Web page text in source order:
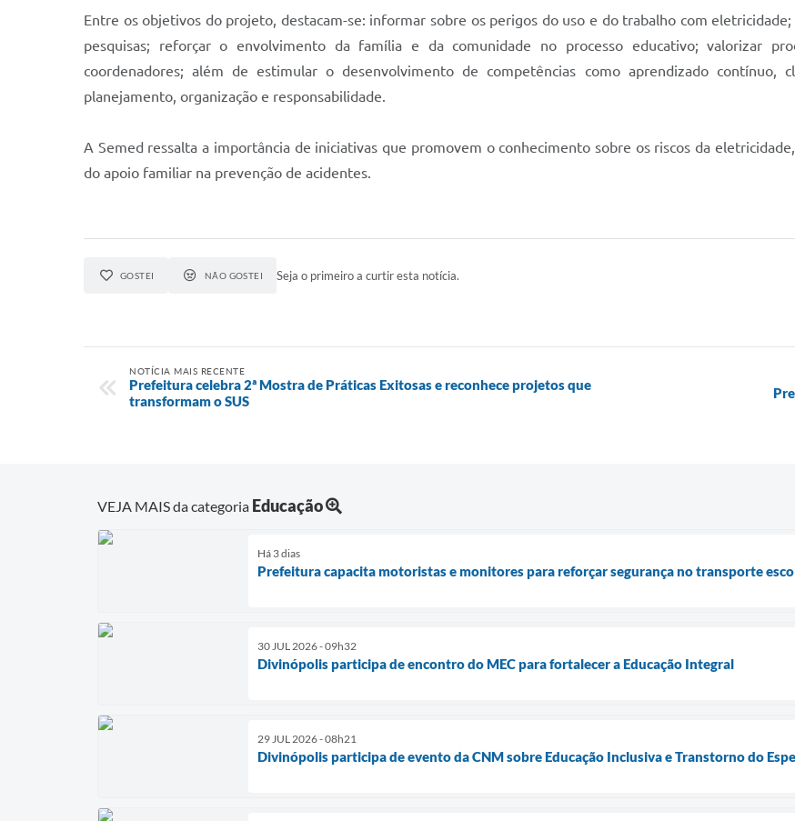
Entre os objetivos do projeto, destacam-se: informar sobre os perigos do uso e do trabalho com
pesquisas; reforçar o envolvimento da família e da comunidade no processo educativo; valorizar
coordenadores; além de estimular o desenvolvimento de competências como aprendizado contínuo,
planejamento, organização e responsabilidade.
A Semed ressalta a importância de iniciativas que promovem o conhecimento sobre os riscos da
do apoio familiar na prevenção de acidentes.
GOSTEI NÃO GOSTEI Seja o primeiro a curtir esta notícia.
NOTÍCIA MAIS RECENTE
Prefeitura celebra 2ª Mostra de Práticas Exitosas e reconhece projetos que
transformam o SUS
VEJA MAIS da categoria Educação
Há 3 dias
Prefeitura capacita motoristas e monitores para reforçar segurança no transporte
30 JUL 2026 - 09h32
Divinópolis participa de encontro do MEC para fortalecer a Educação Integral
29 JUL 2026 - 08h21
Divinópolis participa de evento da CNM sobre Educação Inclusiva e Transtorno do